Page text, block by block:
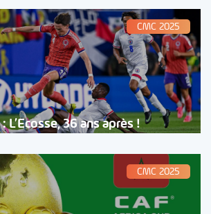
CMC 2025
L’Ecosse, 36 ans après !
CMC 2025